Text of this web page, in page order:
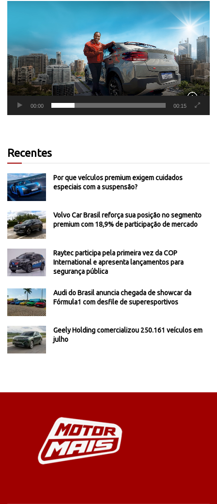
00:00 00:15
Recentes
Por que veículos premium exigem cuidados
especiais com a suspensão?
Volvo Car Brasil reforça sua posição no segmento
premium com 18,9% de participação de mercado
Raytec participa pela primeira vez da COP
International e apresenta lançamentos para
segurança pública
Audi do Brasil anuncia chegada de showcar da
Fórmula1 com desfile de superesportivos
Geely Holding comercializou 250.161 veículos em
julho